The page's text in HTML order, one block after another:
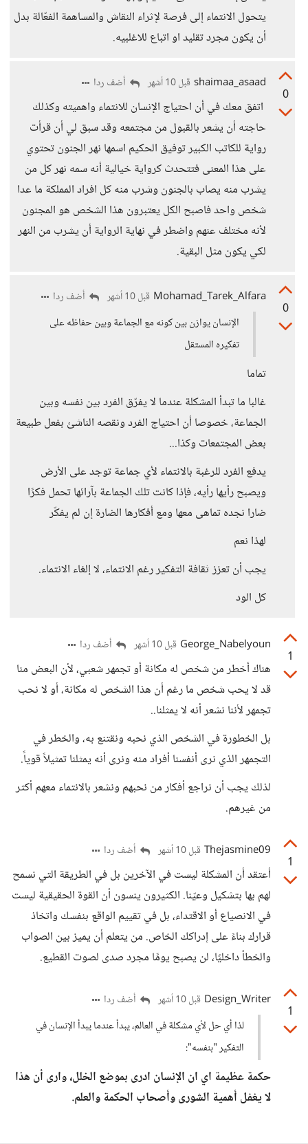
يتحول الانتماء إلى فرصة لإثراء النقاش والمساهمة الفعّالة بدل
أن يكون مجرد تقليد او اتباع للاغلبيه.
0
shaimaa_asaad قبل 10 أشهر أضف ردا
اتفق معك في أن احتياج الإنسان للانتماء واهميته وكذلك
حاجته أن يشعر بالقبول من مجتمعه وقد سبق لي أن قرأت
رواية للكاتب الكبير توفيق الحكيم اسمها نهر الجنون تحتوي
على هذا المعنى فتتحدث كرواية خيالية أنه سمه نهر كل من
يشرب منه يصاب بالجنون وشرب منه كل افراد المملكة ما عدا
شخص واحد فاصبح الكل يعتبرون هذا الشخص هو المجنون
لأنه مختلف عنهم واضطر في نهاية الرواية أن يشرب من النهر
لكي يكون مثل البقية.
0
Mohamad_Tarek_Alfara قبل 10 أشهر
أضف ردا
الإنسان يوازن بين كونه مع الجماعة وبين حفاظه على
تفكيره المستقل
تماما
غالبا ما تبدأ المشكلة عندما لا يفرّق الفرد بين نفسه وبين
الجماعة، خصوصا أن احتياج الفرد ونقصه الناشئ بفعل طبيعة
بعض المجتمعات وكذا...
يدفع الفرد للرغبة بالانتماء لأي جماعة توجد على الأرض
ويصبح رأيها رأيه، فإذا كانت تلك الجماعة بآرائها تحمل فكرًا
ضارا نجده تماهى معها ومع أفكارها الضارة إن لم يفكّر
لهذا نعم
يجب أن تعزز ثقافة التفكير رغم الانتماء، لا إلغاء الانتماء.
كل الود
1
George_Nabelyoun قبل 10 أشهر أضف ردا
هناك أخطر من شخص له مكانة أو تجمهر شعبي، لأن البعض منا
قد لا يحب شخص ما رغم أن هذا الشخص له مكانة، أو لا نحب
تجمهر لأننا نشعر أنه لا يمثلنا..
بل الخطورة في الشخص الذي نحبه ونقتنع به، والخطر في
التجمهر الذي نرى أنفسنا أفراد منه ونرى أنه يمثلنا تمثيلاً قوياً.
لذلك يجب أن نراجع أفكار من نحبهم ونشعر بالانتماء معهم أكثر
من غيرهم.
1
Thejasmine09 قبل 10 أشهر أضف ردا
أعتقد أن المشكلة ليست في الآخرين بل في الطريقة التي نسمح
لهم بها بتشكيل وعيّنا. الكثيرون ينسون أن القوة الحقيقية ليست
في الانصياع أو الاقتداء، بل في تقييم الواقع بنفسك واتخاذ
قرارك بناءً على إدراكك الخاص. من يتعلم أن يميز بين الصواب
والخطأ داخليًا، لن يصبح يومًا مجرد صدى لصوت القطيع.
1
Design_Writer قبل 10 أشهر
أضف ردا
لذا أي حل لأي مشكلة في العالم، يبدأ عندما يبدأ الإنسان في
التفكير "بنفسه":
حكمة عظيمة اي ان الإنسان ادرى بموضع الخلل، وارى أن هذا
لا يغفل أهمية الشورى وأصحاب الحكمة والعلم.